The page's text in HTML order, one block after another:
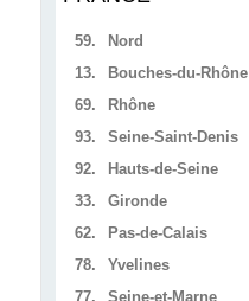
59.
Nord
13.
Bouches-du-Rhône
69.
Rhône
93.
Seine-Saint-Denis
92.
Hauts-de-Seine
33.
Gironde
62.
Pas-de-Calais
78.
Yvelines
77.
Seine-et-Marne